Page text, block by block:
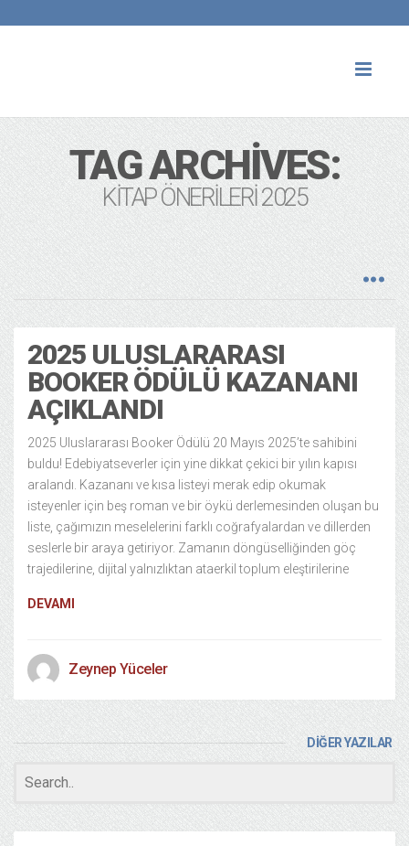
TAG ARCHIVES:
KITAP ÖNERILERI 2025
2025 ULUSLARARASI
BOOKER ÖDÜLÜ KAZANANI
AÇIKLANDI
2025 Uluslararası Booker Ödülü 20 Mayıs 2025’te sahibini
buldu! Edebiyatseverler için yine dikkat çekici bir yılın kapısı
aralandı. Kazananı ve kısa listeyi merak edip okumak
isteyenler için beş roman ve bir öykü derlemesinden oluşan bu
liste, çağımızın meselelerini farklı coğrafyalardan ve dillerden
seslerle bir araya getiriyor. Zamanın döngüselliğinden göç
trajedilerine, dijital yalnızlıktan ataerkil toplum eleştirilerine
DEVAMI
Zeynep Yüceler
DİĞER YAZILAR